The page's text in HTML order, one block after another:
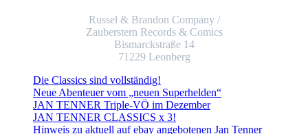
Russel & Brandon Company /
Zauberstern Records & Comics
Bismarckstraße 14
71229 Leonberg
Die Classics sind vollständig!
Neue Abenteuer vom „neuen Superhelden“
JAN TENNER Triple-VÖ im Dezember
JAN TENNER CLASSICS x 3!
Hinweis zu aktuell auf ebay angebotenen Jan Tenner